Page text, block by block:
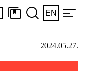
EN
2024.05.27.